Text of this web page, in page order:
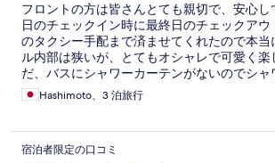
フロントの方は皆さんとても親切で、安心し
日のチェックイン時に最終日のチェックア
のタクシー手配まで済ませてくれたので本当
ル内部は狭いが、とてもオシャレで可愛く楽
だ、バスにシャワーカーテンがないのでシャ
びにバスルーム全体がびしょ濡れになり閉口
隣の部屋の音もよく聞こえるので、早朝はド
Hashimoto、3 泊旅行
宿泊者限定の口コミ